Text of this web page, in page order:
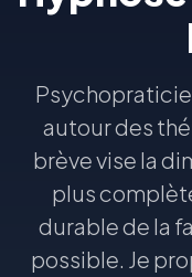
autour des
brève vise la
plus
durable de la
possible. Je